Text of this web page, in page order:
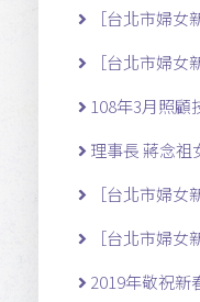
［台北市婦女
［台北市婦女
108年3月照顧
理事長 蔣念祖
［台北市婦女
［台北市婦女
2019年敬祝新